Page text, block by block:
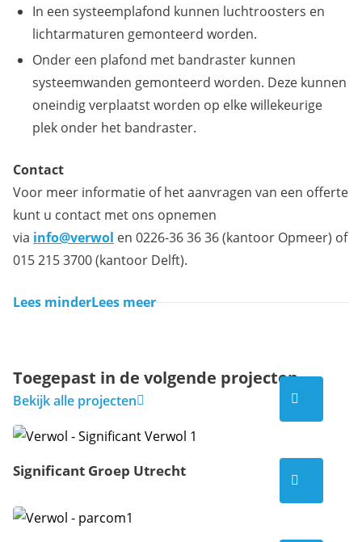
In een systeemplafond kunnen luchtroosters en
lichtarmaturen gemonteerd worden.
Onder een plafond met bandraster kunnen
systeemwanden gemonteerd worden. Deze kunnen
oneindig verplaatst worden op elke willekeurige
plek onder het bandraster.
Contact
Voor meer informatie of het aanvragen van een offerte
kunt u contact met ons opnemen
via info@verwol en 0226-36 36 36 (kantoor Opmeer) of
015 215 3700 (kantoor Delft).
Lees minderLees meer
Toegepast in de volgende projecten
Bekijk alle projectenBekijken
Significant Groep Utrecht
Bekijken